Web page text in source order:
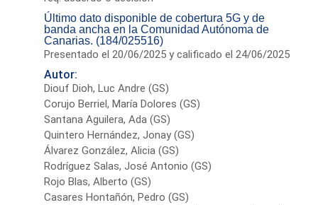
Último dato disponible de cobertura 5G y de
banda ancha en la Comunidad Autónoma de
Canarias. (184/025516)
Presentado el 20/06/2025 y calificado el 24/06/2025
Autor:
Diouf Dioh, Luc Andre (GS)
Corujo Berriel, María Dolores (GS)
Santana Aguilera, Ada (GS)
Quintero Hernández, Jonay (GS)
Álvarez González, Alicia (GS)
Rodríguez Salas, José Antonio (GS)
Rojo Blas, Alberto (GS)
Casares Hontañón, Pedro (GS)